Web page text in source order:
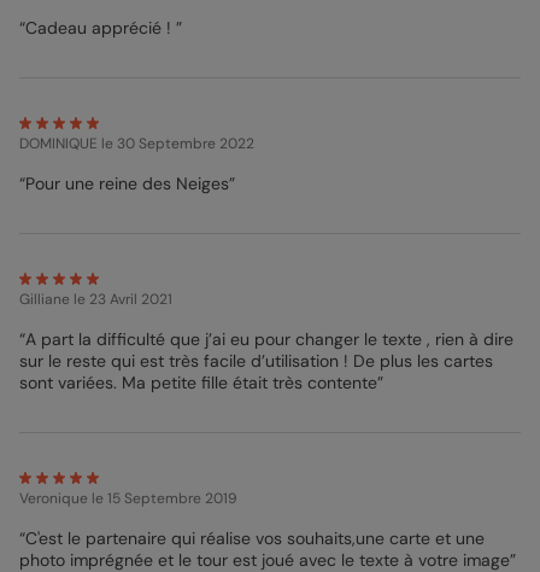
“Cadeau apprécié ! ”
DOMINIQUE le 30 Septembre 2022
“Pour une reine des Neiges”
Gilliane le 23 Avril 2021
“A part la difficulté que j’ai eu pour changer le texte , rien à dire
sur le reste qui est très facile d’utilisation ! De plus les cartes
sont variées. Ma petite fille était très contente”
Veronique le 15 Septembre 2019
“C'est le partenaire qui réalise vos souhaits,une carte et une
photo imprégnée et le tour est joué avec le texte à votre image”